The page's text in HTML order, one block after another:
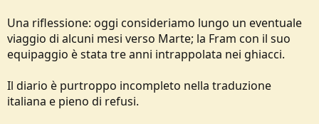
Una riflessione: oggi consideriamo lungo un eventuale
viaggio di alcuni mesi verso Marte; la Fram con il suo
equipaggio è stata tre anni intrappolata nei ghiacci.
Il diario è purtroppo incompleto nella traduzione
italiana e pieno di refusi.